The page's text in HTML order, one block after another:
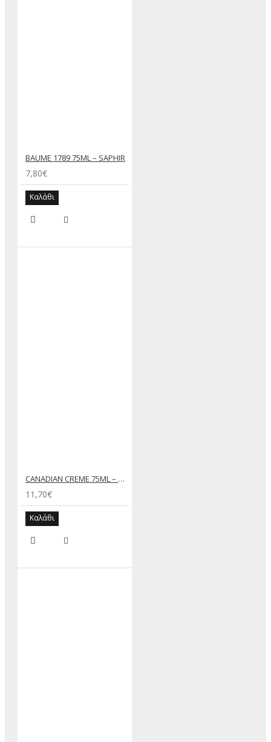
BAUME 1789 75ML – SAPHIR
7,80€
Καλάθι
CANADIAN CREME 75ML – SAPHIR
11,70€
Καλάθι